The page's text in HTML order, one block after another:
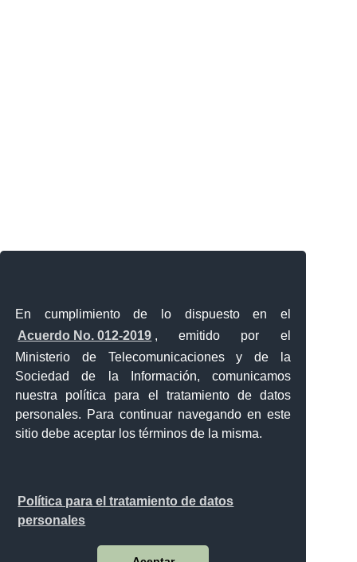
En cumplimiento de lo dispuesto en el
Acuerdo No. 012-2019 , emitido por el
Ministerio de Telecomunicaciones y de la
Sociedad de la Información, comunicamos
nuestra política para el tratamiento de datos
personales. Para continuar navegando en este
sitio debe aceptar los términos de la misma.
Política para el tratamiento de datos
personales